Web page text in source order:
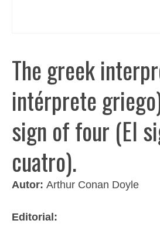
The greek
intérprete
sign of four (El
cuatro).
Autor: Arthur Conan Doyle
Editorial: